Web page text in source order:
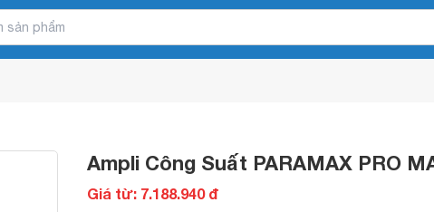
Ampli Công Suất PARAMAX PRO
Giá từ: 7.188.940 đ